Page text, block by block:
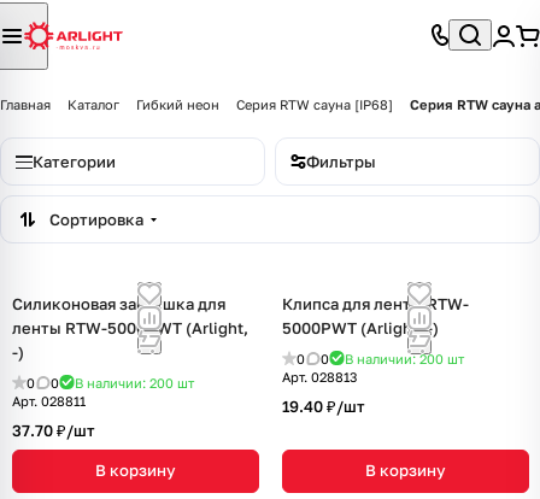
Главная Каталог Гибкий неон Серия RTW сауна [IP68] Серия RTW сауна
Категории Фильтры
Сортировка
Силиконовая заглушка для
ленты RTW-5000PWT (Arlight,
-)
0 0 В наличии: 200 шт
Арт. 028811
37.70 ₽/шт
В корзину
Клипса для ленты RTW-
5000PWT (Arlight, -)
0 0 В наличии: 200 шт
Арт. 028813
19.40 ₽/шт
В корзину